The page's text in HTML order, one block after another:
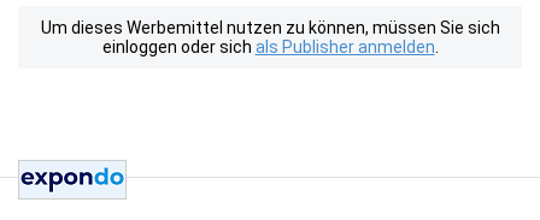
Um dieses Werbemittel nutzen zu können, müssen Sie sich
einloggen oder sich als Publisher anmelden